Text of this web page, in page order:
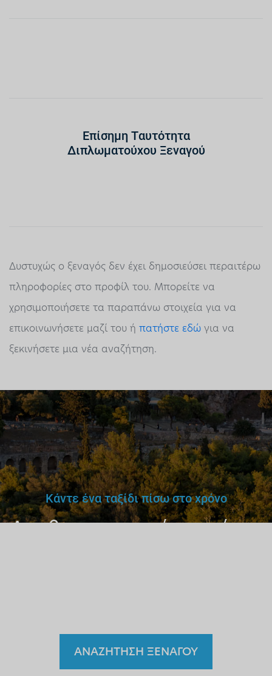
Επίσημη Ταυτότητα
Διπλωματούχου Ξεναγού
Δυστυχώς ο ξεναγός δεν έχει δημοσιεύσει περαιτέρω
πληροφορίες στο προφίλ του. Μπορείτε να
χρησιμοποιήσετε τα παραπάνω στοιχεία για να
επικοινωνήσετε μαζί του ή πατήστε εδώ για να
ξεκινήσετε μια νέα αναζήτηση.
Κάντε ένα ταξίδι πίσω στο χρόνο
Δεν θα εμπιστευόσουν έναν
ΑΝΑΖΗΤΗΣΗ ΞΕΝΑΓΟΥ